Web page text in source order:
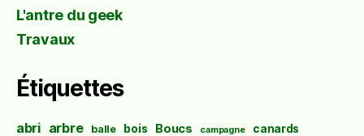
L'antre du geek
Travaux
Étiquettes
abri arbre balle bois Boucs campagne canards